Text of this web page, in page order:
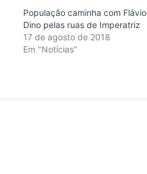
População caminha com Flávio
Dino pelas ruas de Imperatriz
17 de agosto de 2018
Em "Notícias"